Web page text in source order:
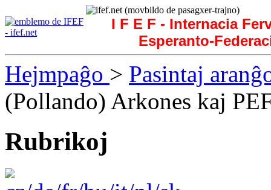
I F E F - Internacia
Esperanto-
Hejmpaĝo > Pasintaj
(Pollando) Arkones kaj
Rubrikoj